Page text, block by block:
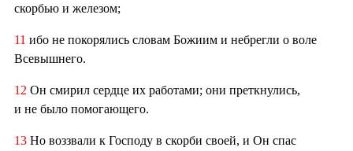
скорбью и железом;
11 ибо не покорялись словам Божиим и небрегли о воле
Всевышнего.
12 Он смирил сердце их работами; они преткнулись,
и не было помогающего.
13 Но воззвали к Господу в скорби своей, и Он спас